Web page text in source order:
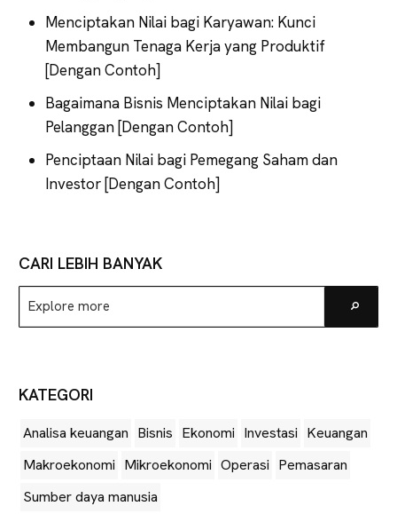
Menciptakan Nilai bagi Karyawan: Kunci
Membangun Tenaga Kerja yang Produktif
[Dengan Contoh]
Bagaimana Bisnis Menciptakan Nilai bagi
Pelanggan [Dengan Contoh]
Penciptaan Nilai bagi Pemegang Saham dan
Investor [Dengan Contoh]
CARI LEBIH BANYAK
Explore
more
KATEGORI
Analisa keuangan Bisnis Ekonomi Investasi Keuangan
Makroekonomi Mikroekonomi Operasi Pemasaran
Sumber daya manusia